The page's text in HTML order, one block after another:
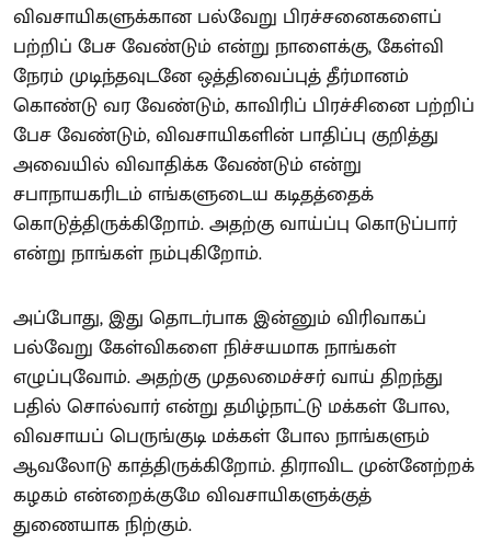
விவசாயிகளுக்கான பல்வேறு பிரச்சனைகளைப்
பற்றிப் பேச வேண்டும் என்று நாளைக்கு, கேள்வி
நேரம் முடிந்தவுடனே ஒத்திவைப்புத் தீர்மானம்
கொண்டு வர வேண்டும், காவிரிப் பிரச்சினை பற்றிப்
பேச வேண்டும், விவசாயிகளின் பாதிப்பு குறித்து
அவையில் விவாதிக்க வேண்டும் என்று
சபாநாயகரிடம் எங்களுடைய கடிதத்தைக்
கொடுத்திருக்கிறோம். அதற்கு வாய்ப்பு கொடுப்பார்
என்று நாங்கள் நம்புகிறோம்.
அப்போது, இது தொடர்பாக இன்னும் விரிவாகப்
பல்வேறு கேள்விகளை நிச்சயமாக நாங்கள்
எழுப்புவோம். அதற்கு முதலமைச்சர் வாய் திறந்து
பதில் சொல்வார் என்று தமிழ்நாட்டு மக்கள் போல,
விவசாயப் பெருங்குடி மக்கள் போல நாங்களும்
ஆவலோடு காத்திருக்கிறோம். திராவிட முன்னேற்றக்
கழகம் என்றைக்குமே விவசாயிகளுக்குத்
துணையாக நிற்கும்.